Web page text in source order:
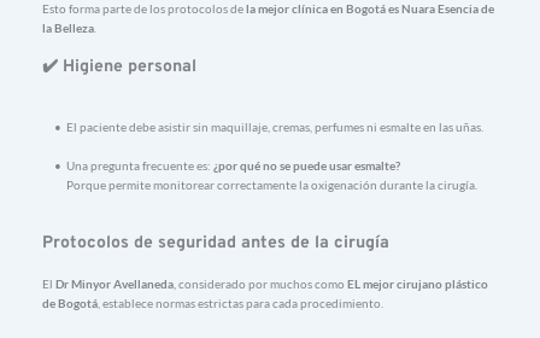
Esto forma parte de los protocolos de la mejor clínica en Bogotá es Nuara Esencia de
la Belleza
✔️ Higiene personal
El paciente debe asistir sin maquillaje, cremas, perfumes ni esmalte en las uñas.
Una pregunta frecuente es: ¿por qué no se puede usar esmalte?
Porque permite monitorear correctamente la oxigenación durante la cirugía.
Protocolos de seguridad antes de la cirugía
El Dr Minyor Avellaneda considerado por muchos como EL mejor cirujano plástico
de Bogotá establece normas estrictas para cada procedimiento.